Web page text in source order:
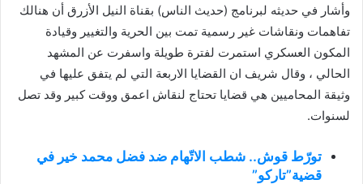
وأشار في حديثه لبرنامج (حديث الناس) بقناة النيل الأزرق أن هنالك
تفاهمات ونقاشات غير رسمية تمت بين الحرية والتغيير وقيادة
المكون العسكري استمرت لفترة طويلة واسفرت عن المشهد
الحالي ، وقال شريف ان القضايا الاربعة التي لم يتفق عليها في
وثيقة المحاميين هي قضايا تحتاج لنقاش اعمق ووقت كبير وقد تصل
لسنوات.
تورّط قوش.. شطب الاتّهام ضد فضل محمد خير في
قضية”تاركو”